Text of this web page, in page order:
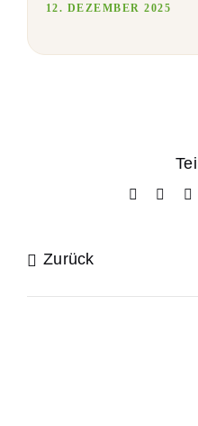
12. DEZEMBER 2025
Zurück